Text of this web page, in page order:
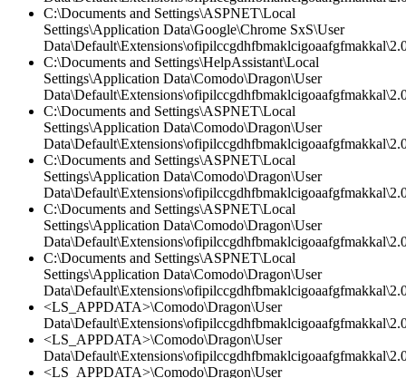
C:\Documents and Settings\ASPNET\Local
Settings\Application Data\Google\Chrome SxS\User
C:\Documents and Settings\HelpAssistant\Local
Settings\Application Data\Comodo\Dragon\User
C:\Documents and Settings\ASPNET\Local
Settings\Application Data\Comodo\Dragon\User
C:\Documents and Settings\ASPNET\Local
Settings\Application Data\Comodo\Dragon\User
C:\Documents and Settings\ASPNET\Local
Settings\Application Data\Comodo\Dragon\User
C:\Documents and Settings\ASPNET\Local
Settings\Application Data\Comodo\Dragon\User
<LS_APPDATA>\Comodo\Dragon\User
<LS_APPDATA>\Comodo\Dragon\User
<LS_APPDATA>\Comodo\Dragon\User